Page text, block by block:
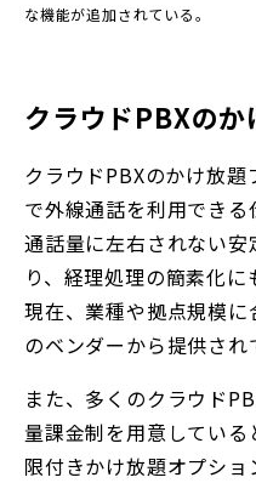
な機能が追加されている。
クラウドPBXの
クラウドPBXのかけ放
で外線通話を利用できる
通話量に左右されない
り、経理処理の簡素化に
現在、業種や拠点規模に
のベンダーから提供され
また、多くのクラウド
量課金制を用意してい
限付きかけ放題オプショ